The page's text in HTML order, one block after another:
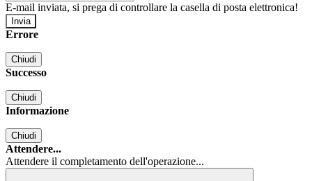
E-mail inviata, si prega di controllare la casella di posta elettronica!
Errore
Chiudi
Successo
Chiudi
Informazione
Chiudi
Attendere...
Attendere il completamento dell'operazione...